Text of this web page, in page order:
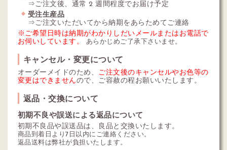
⇒ご注文後、通常 2 週間程度でお届け予定
受注生産品
⇒ご注文いただいてから納期をあらためてご連絡
※ご希望日時は納期がわかりしだいメールまたはお電話で
お伺いしています。
あらかじめご了承下さいませ。
キャンセル・変更について
オーダーメイドのため、 ご注文後のキャンセルやお色等の
変更はできませんので、ご容赦の程お願いいたします。
返品・交換について
初期不良や誤送による返品について
初期不良品や誤送品は、良品と交換いたします。
商品到着日より7日以内にご連絡ください。
返品送料は弊社が負担いたします。